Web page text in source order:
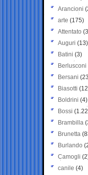
Arancioni
arte (175)
Attentato
Auguri (13)
Batini (3)
Berlusconi
Bersani
Biasotti
Boldrini (4)
Bossi
Brambilla
Brunetta
Burlando
Camogli
canile (4)